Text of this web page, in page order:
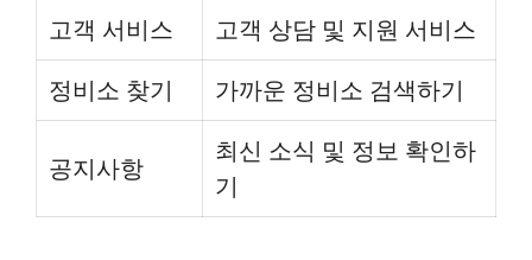
고객 서비스
고객 상담 및 지원 서비스
정비소 찾기
가까운 정비소 검색하기
공지사항
최신 소식 및 정보 확인하
기